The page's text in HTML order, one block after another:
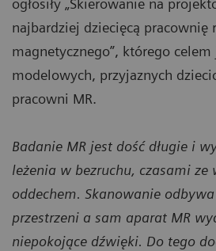
ogłosiły „Skierowanie na
najbardziej dziecięcą pracownię
magnetycznego”, którego
modelowych, przyjaznych
pracowni MR.
Badanie MR jest dość długie i
leżenia w bezruchu, czasami ze
oddechem. Skanowanie
przestrzeni a sam aparat MR
niepokojące dźwięki. Do tego